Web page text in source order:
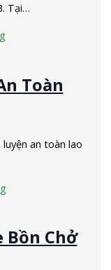
Tại…
Toàn
an toàn lao
Bồn Chở